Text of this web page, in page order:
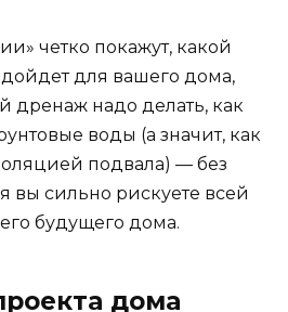
четко покажут, какой
для вашего дома,
дренаж надо делать, как
воды (а значит, как
подвала) — без
вы сильно рискуете всей
будущего дома.
дома